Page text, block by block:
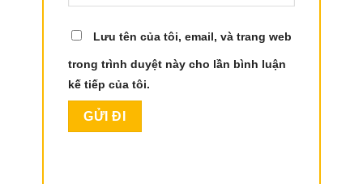
Lưu tên của tôi, email, và trang web
trong trình duyệt này cho lần bình luận
kế tiếp của tôi.